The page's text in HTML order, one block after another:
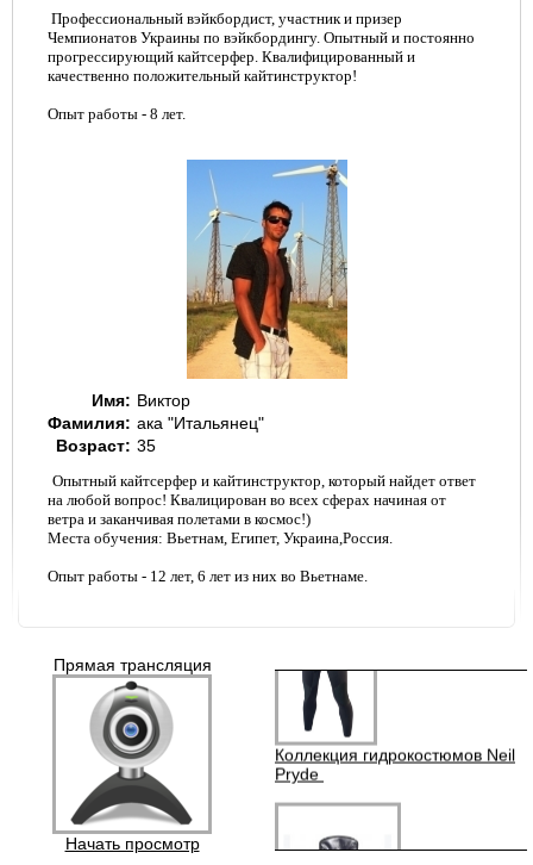
Профессиональный вэйкбордист, участник и призер
Чемпионатов Украины по вэйкбордингу. Опытный и постоянно
прогрессирующий кайтсерфер. Квалифицированный и
качественно положительный кайтинструктор!
Опыт работы - 8 лет.
Имя: Виктор
Фамилия: ака "Итальянец"
Возраст: 35
Опытный кайтсерфер и кайтинструктор, который найдет ответ
на любой вопрос! Квалицирован во всех сферах начиная от
ветра и заканчивая полетами в космос!)
Места обучения: Вьетнам, Египет, Украина,Россия.
Опыт работы - 12 лет, 6 лет из них во Вьетнаме.
Прямая трансляция
Начать просмотр
Kiteprotect - жидкость для
восстановления кайта
Очки для кайтсерфинга Kiteam
Спортивные очки Seaspecs
Коллекция гидрокостюмов Neil
Pryde
ШКОЛА